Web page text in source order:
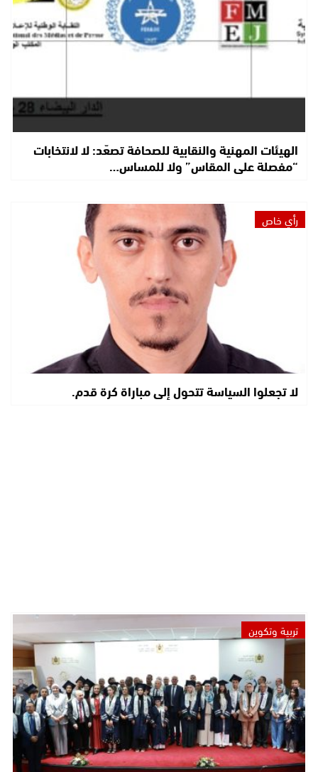
الهيئات المهنية والنقابية للصحافة تصعّد: لا لانتخابات
“مفصلة على المقاس” ولا للمساس…
رأي خاص
لا تجعلوا السياسة تتحول إلى مباراة كرة قدم.
تربية وتكوين